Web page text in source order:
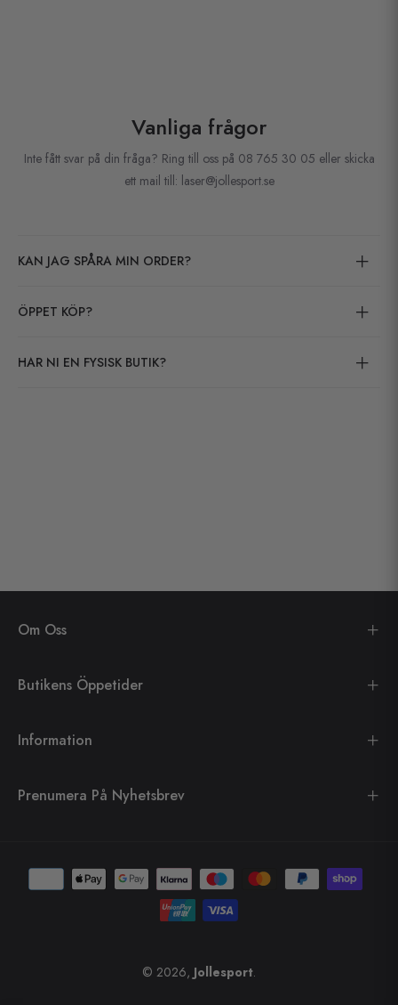
Vanliga frågor
Inte fått svar på din fråga? Ring till oss på 08 765 30 05 eller skicka
ett mail till: laser@jollesport.se
KAN JAG SPÅRA MIN ORDER?
ÖPPET KÖP?
HAR NI EN FYSISK BUTIK?
Om Oss
Butikens Öppetider
Information
Prenumera På Nyhetsbrev
© 2026, Jollesport.